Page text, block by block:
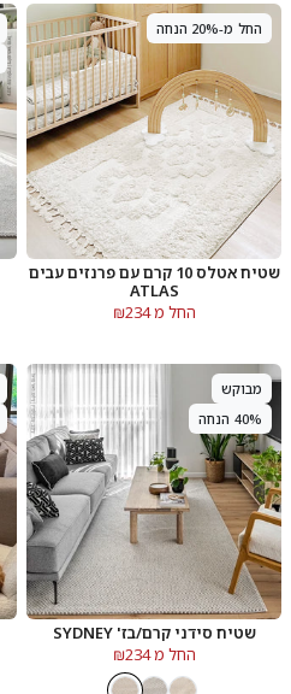
החל מ-20% הנחה
שטיח אטלס 10 קרם עם פרנזים עבים
ATLAS
החל מ ₪234
מבוקש
40% הנחה
שטיח סידני קרם/בז' SYDNEY
החל מ ₪234